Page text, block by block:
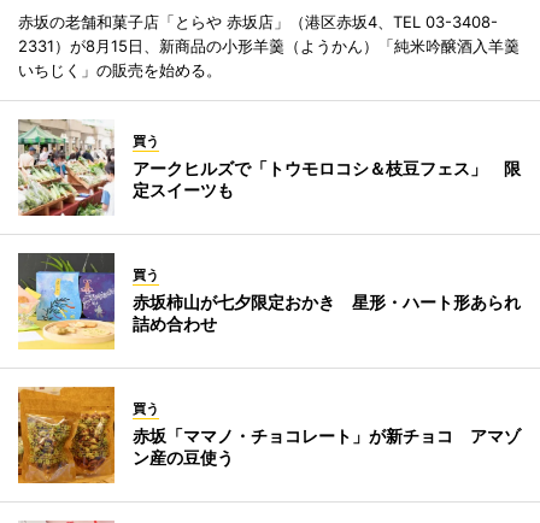
赤坂の老舗和菓子店「とらや 赤坂店」（港区赤坂4、TEL 03-3408-
2331）が8月15日、新商品の小形羊羹（ようかん）「純米吟醸酒入羊羹
いちじく」の販売を始める。
買う
アークヒルズで「トウモロコシ＆枝豆フェス」 限
定スイーツも
買う
赤坂柿山が七夕限定おかき 星形・ハート形あられ
詰め合わせ
買う
赤坂「ママノ・チョコレート」が新チョコ アマゾ
ン産の豆使う